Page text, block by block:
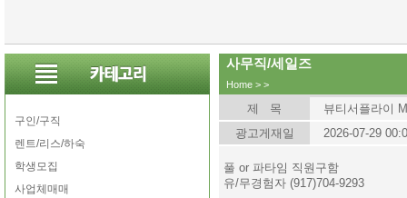
구인/구직
렌트/리스/하숙
학생모집
사업체매매
사무직/세일즈
Home > >
제 목
뷰티서플라이
광고게재일
2026-07-29
풀 or 파타임 직원구함
유/무경험자 (917)704-9293